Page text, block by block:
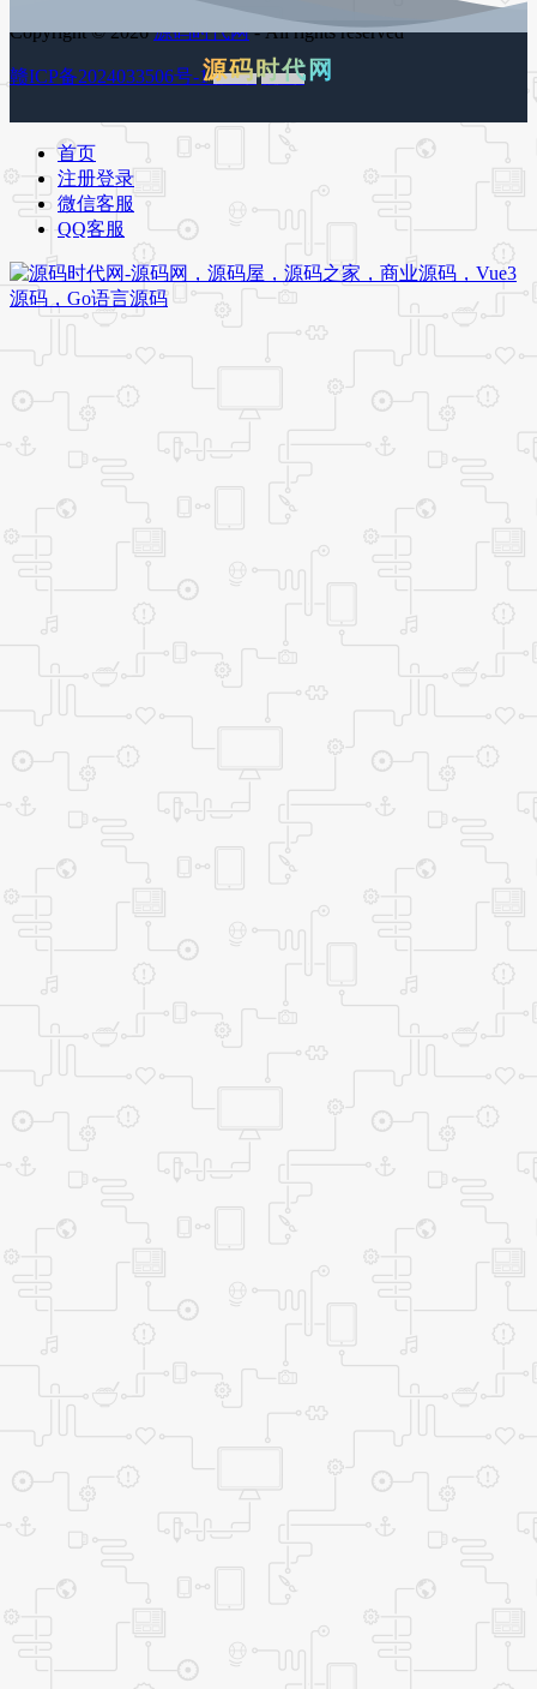
Copyright © 2026源码时代网- All rights reserved
赣ICP备2024033506号-1百度地图 谷歌地图
源码时代网
首页
注册登录
微信客服
QQ客服